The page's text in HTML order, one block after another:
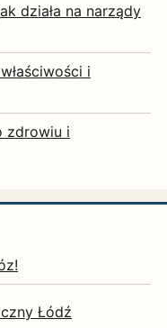
działa na narządy
i
zdrowiu i
Łódź